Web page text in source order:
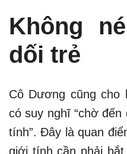
Không
dối trẻ
Cô Dương cũng cho
có suy nghĩ “chờ
tính”. Đây là quan
giới tính cần phải